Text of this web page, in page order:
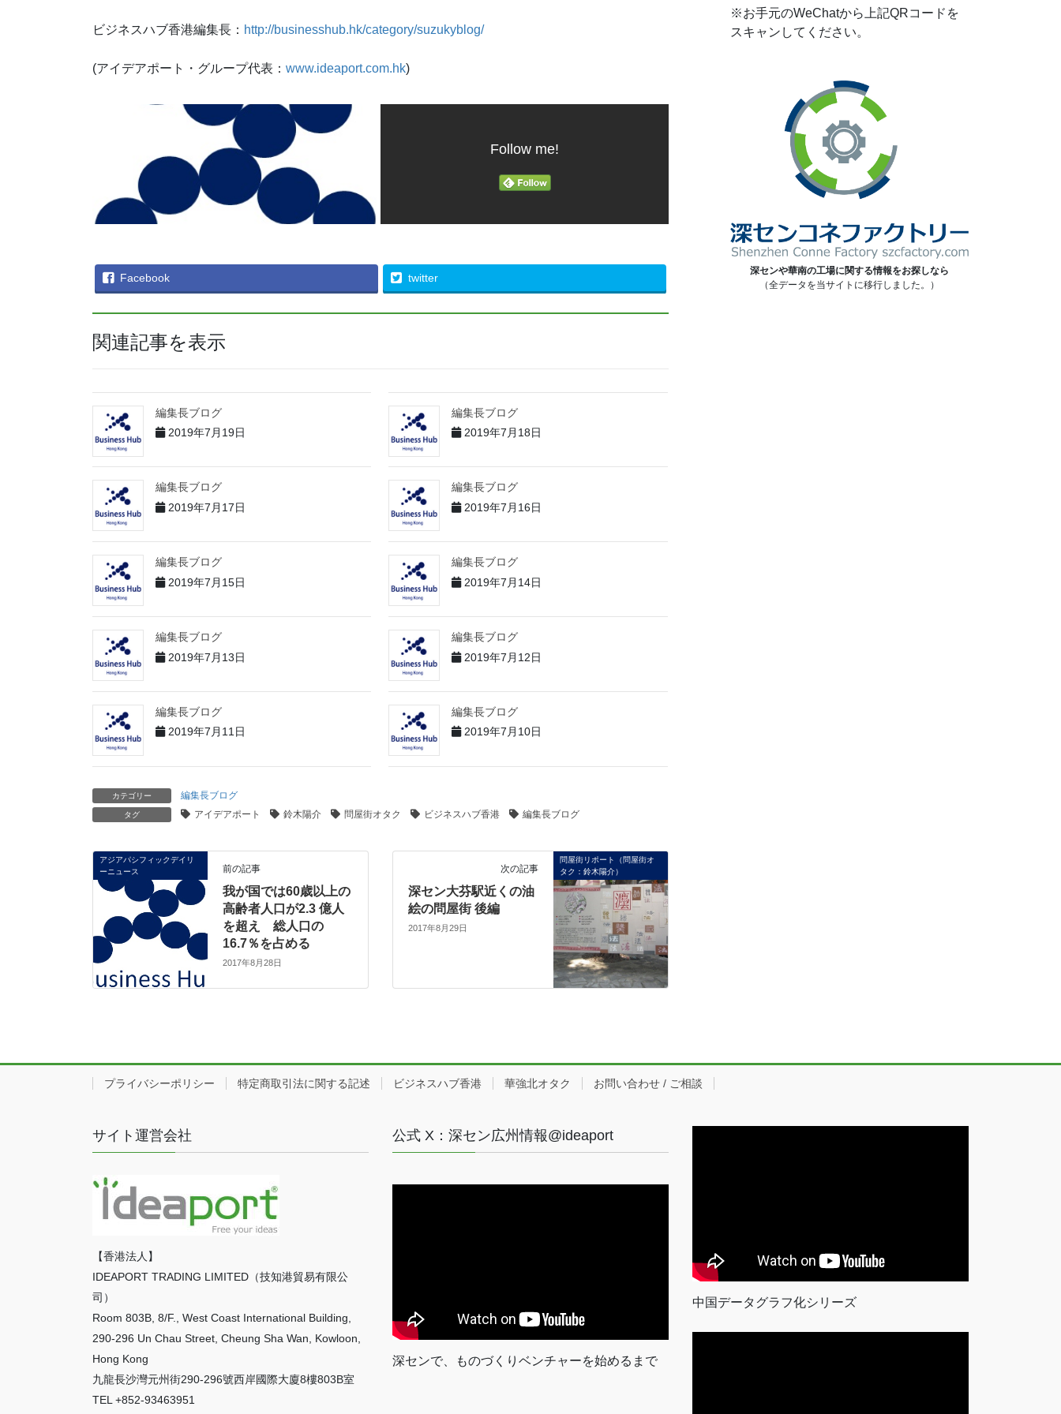
ビジネスハブ香港編集長： http://businesshub.hk/category/suzukyblog/
(アイデアポート・グループ代表： www.ideaport.com.hk)
Follow me!
Facebook twitter
関連記事を表示
編集長ブログ
2019年7月19日
編集長ブログ
2019年7月18日
編集長ブログ
2019年7月17日
編集長ブログ
2019年7月16日
編集長ブログ
2019年7月15日
編集長ブログ
2019年7月14日
編集長ブログ
2019年7月13日
編集長ブログ
2019年7月12日
編集長ブログ
2019年7月11日
編集長ブログ
2019年7月10日
カテゴリー 編集長ブログ
タグ アイデアポート 鈴木陽介 問屋街オタク ビジネスハブ香港 編集長ブログ
アジアパシフィックデイリ
ーニュース
前の記事
我が国では60歳以上の
高齢者人口が2.3 億人
を超え 総人口の
16.7％を占める
2017年8月28日
問屋街リポート（問屋街オ
タク：鈴木陽介）
次の記事
深セン大芬駅近くの油
絵の問屋街 後編
2017年8月29日
※お手元のWeChatから上記QRコードを
スキャンしてください。
深センや華南の工場に関する情報をお探しなら
（全データを当サイトに移行しました。）
プライバシーポリシー 特定商取引法に関する記述 ビジネスハブ香港 華強北オタク お問い合わせ / ご相談
サイト運営会社
【香港法人】
IDEAPORT TRADING LIMITED（技知港貿易有限公
司）
Room 803B, 8/F., West Coast International Building,
290-296 Un Chau Street, Cheung Sha Wan, Kowloon,
Hong Kong
九龍長沙灣元州街290-296號西岸國際大廈8樓803B室
TEL +852-93463951
公式 X：深セン広州情報@ideaport
深センで、ものづくりベンチャーを始めるまで
中国データグラフ化シリーズ